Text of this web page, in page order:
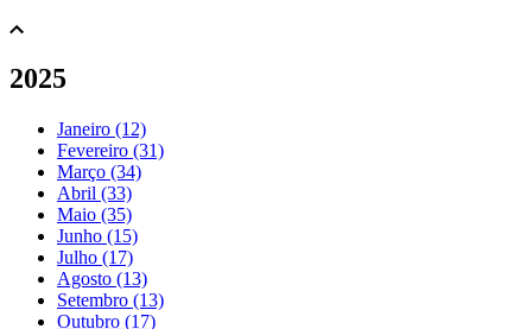
2025
Janeiro (12)
Fevereiro (31)
Março (34)
Abril (33)
Maio (35)
Junho (15)
Julho (17)
Agosto (13)
Setembro (13)
Outubro (17)